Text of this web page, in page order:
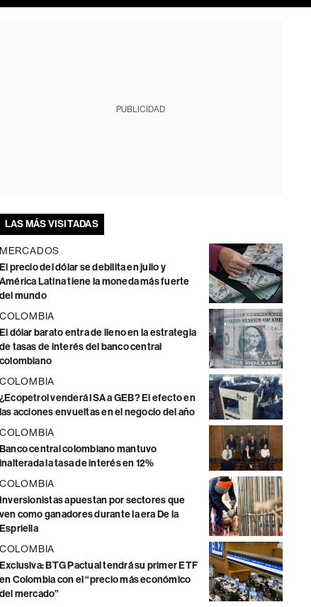
PUBLICIDAD
LAS MÁS VISITADAS
MERCADOS
El precio del dólar se debilita en julio y
América Latina tiene la moneda más fuerte
del mundo
COLOMBIA
El dólar barato entra de lleno en la estrategia
de tasas de interés del banco central
colombiano
COLOMBIA
¿Ecopetrol venderá ISA a GEB? El efecto en
las acciones envueltas en el negocio del año
COLOMBIA
Banco central colombiano mantuvo
inalterada la tasa de interés en 12%
COLOMBIA
Inversionistas apuestan por sectores que
ven como ganadores durante la era De la
Espriella
COLOMBIA
Exclusiva: BTG Pactual tendrá su primer ETF
en Colombia con el “precio más económico
del mercado”